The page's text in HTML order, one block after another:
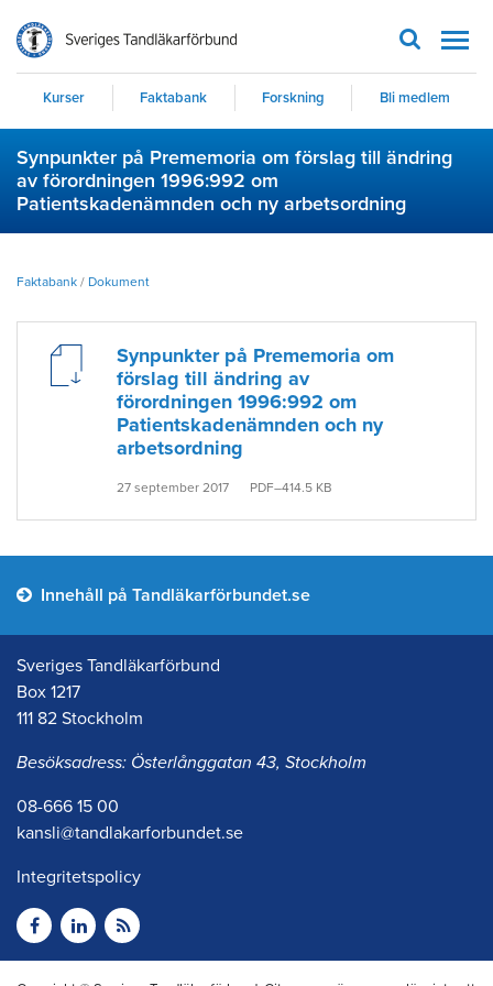
Kurser Faktabank Forskning Bli medlem
Synpunkter på Prememoria om förslag till ändring
av förordningen 1996:992 om
Patientskadenämnden och ny arbetsordning
Faktabank / Dokument
Synpunkter på Prememoria om
förslag till ändring av
förordningen 1996:992 om
Patientskadenämnden och ny
arbetsordning
27 september 2017 PDF–414.5 KB
Innehåll på Tandläkarförbundet.se
Sveriges Tandläkarförbund
Box 1217
111 82 Stockholm
Besöksadress: Österlånggatan 43, Stockholm
08-666 15 00
kansli@tandlakarforbundet.se
Integritetspolicy